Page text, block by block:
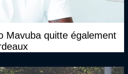
Mavuba quitte également